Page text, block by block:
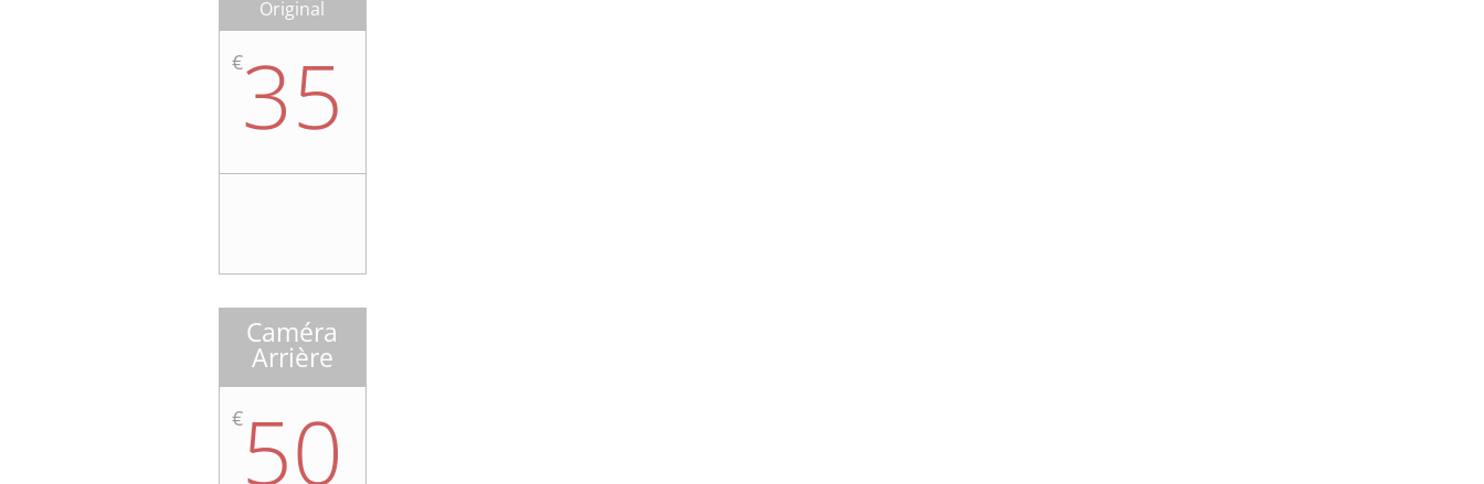
Original
€35
Caméra
Arrière
€50